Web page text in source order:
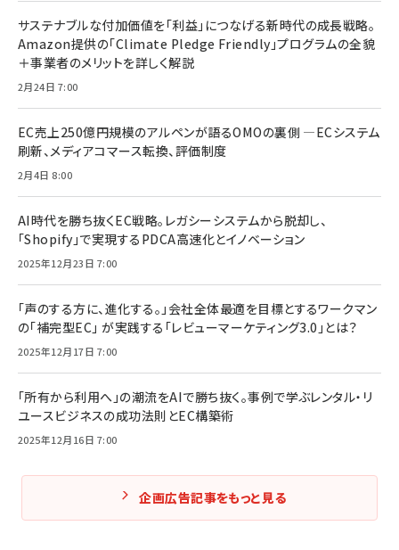
サステナブルな付加価値を「利益」につなげる新時代の成長戦略。
Amazon提供の「Climate Pledge Friendly」プログラムの全貌
＋事業者のメリットを詳しく解説
2月24日 7:00
EC売上250億円規模のアルペンが語るOMOの裏側 ―ECシステム
刷新、メディアコマース転換、評価制度
2月4日 8:00
AI時代を勝ち抜くEC戦略。レガシーシステムから脱却し、
「Shopify」で実現するPDCA高速化とイノベーション
2025年12月23日 7:00
「声のする方に、進化する。」会社全体最適を目標とするワークマン
の「補完型EC」 が実践する「レビューマーケティング3.0」とは？
2025年12月17日 7:00
「所有から利用へ」の潮流をAIで勝ち抜く。事例で学ぶレンタル・リ
ユースビジネスの成功法則とEC構築術
2025年12月16日 7:00
企画広告記事をもっと見る